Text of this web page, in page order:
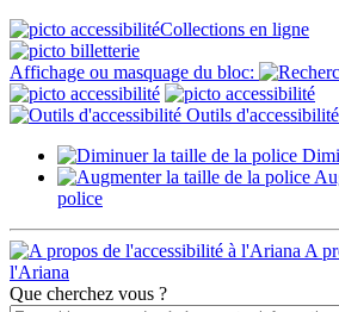
Collections en ligne
Affichage ou masquage du bloc:
Outils d'accessibilité
police
A
l'Ariana
Que cherchez vous ?